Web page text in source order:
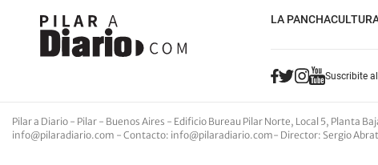
LA PANCHA
Suscribite
Pilar a Diario - Pilar - Buenos Aires - Edificio Bureau Pilar Norte, Local 5, Planta
info@pilaradiario.com - Contacto: info@pilaradiario.com- Director: Sergio